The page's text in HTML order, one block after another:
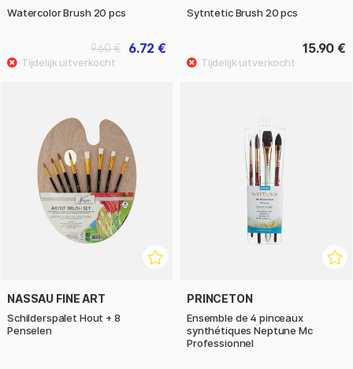
Watercolor Brush 20 pcs
6.72 €
9.60 €
Sytntetic Brush 20 pcs
15.90 €
NASSAU FINE ART
Schilderspalet Hout + 8
Penselen
PRINCETON
Ensemble de 4 pinceaux
synthétiques Neptune Mc
Professionnel